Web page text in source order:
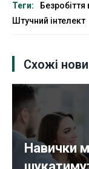
Теги: Безробіття
Штучний інтелект
Схожі
Навички